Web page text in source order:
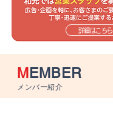
詳細はこちら
M EMBER
メンバー紹介